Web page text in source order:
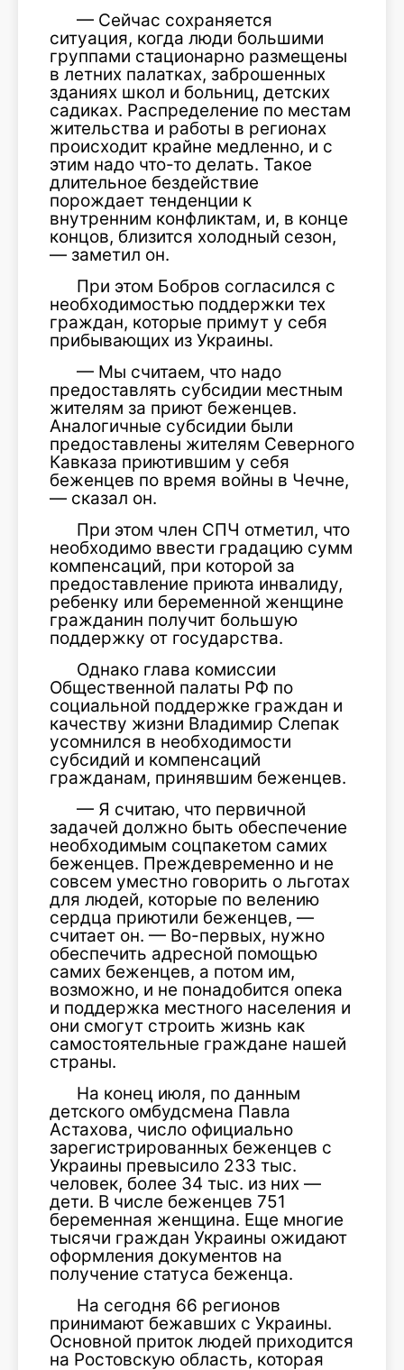
— Сейчас сохраняется
ситуация, когда люди большими
группами стационарно размещены
в летних палатках, заброшенных
зданиях школ и больниц, детских
садиках. Распределение по местам
жительства и работы в регионах
происходит крайне медленно, и с
этим надо что-то делать. Такое
длительное бездействие
порождает тенденции к
внутренним конфликтам, и, в конце
концов, близится холодный сезон,
— заметил он.
При этом Бобров согласился с
необходимостью поддержки тех
граждан, которые примут у себя
прибывающих из Украины.
— Мы считаем, что надо
предоставлять субсидии местным
жителям за приют беженцев.
Аналогичные субсидии были
предоставлены жителям Северного
Кавказа приютившим у себя
беженцев по время войны в Чечне,
— сказал он.
При этом член СПЧ отметил, что
необходимо ввести градацию сумм
компенсаций, при которой за
предоставление приюта инвалиду,
ребенку или беременной женщине
гражданин получит большую
поддержку от государства.
Однако глава комиссии
Общественной палаты РФ по
социальной поддержке граждан и
качеству жизни Владимир Слепак
усомнился в необходимости
субсидий и компенсаций
гражданам, принявшим беженцев.
— Я считаю, что первичной
задачей должно быть обеспечение
необходимым соцпакетом самих
беженцев. Преждевременно и не
совсем уместно говорить о льготах
для людей, которые по велению
сердца приютили беженцев, —
считает он. — Во-первых, нужно
обеспечить адресной помощью
самих беженцев, а потом им,
возможно, и не понадобится опека
и поддержка местного населения и
они смогут строить жизнь как
самостоятельные граждане нашей
страны.
На конец июля, по данным
детского омбудсмена Павла
Астахова, число официально
зарегистрированных беженцев с
Украины превысило 233 тыс.
человек, более 34 тыс. из них —
дети. В числе беженцев 751
беременная женщина. Еще многие
тысячи граждан Украины ожидают
оформления документов на
получение статуса беженца.
На сегодня 66 регионов
принимают бежавших с Украины.
Основной приток людей приходится
на Ростовскую область, которая